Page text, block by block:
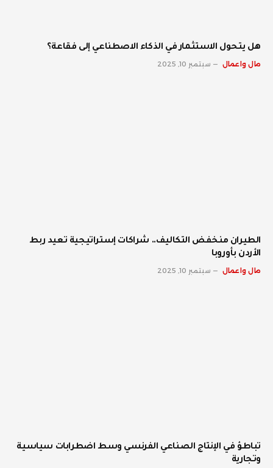
هل يتحول الاستثمار في الذكاء الاصطناعي إلى فقاعة؟
مال واعمال سبتمبر 10, 2025
الطيران منخفض التكاليف.. شراكات إستراتيجية تعيد ربط
الأردن بأوروبا
مال واعمال سبتمبر 10, 2025
تباطؤ في الإنتاج الصناعي الفرنسي وسط اضطرابات سياسية
وتجارية